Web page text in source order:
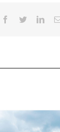
Facebook
Twitter